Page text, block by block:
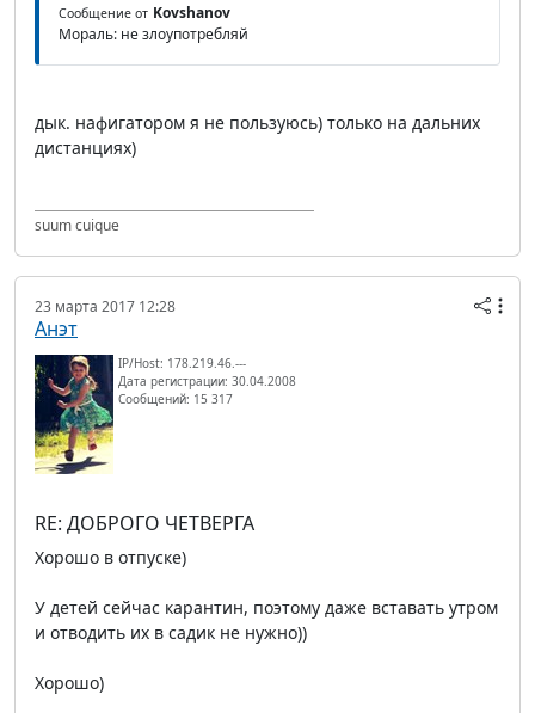
Сообщение от Kovshanov
Мораль: не злоупотребляй
дык. нафигатором я не пользуюсь) только на дальних
дистанциях)
suum cuique
23 марта 2017 12:28
Анэт
IP/Host: 178.219.46.---
Дата регистрации: 30.04.2008
Сообщений: 15 317
RE: ДОБРОГО ЧЕТВЕРГА
Хорошо в отпуске)
У детей сейчас карантин, поэтому даже вставать утром
и отводить их в садик не нужно))
Хорошо)